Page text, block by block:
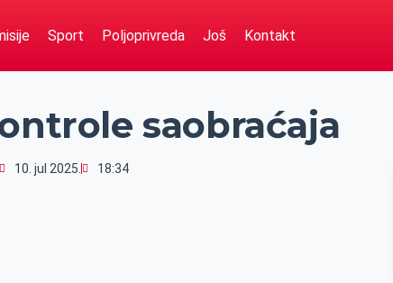
Sport Poljoprivreda Još Kontakt
saobraćaja
10. jul 2025. 18:34